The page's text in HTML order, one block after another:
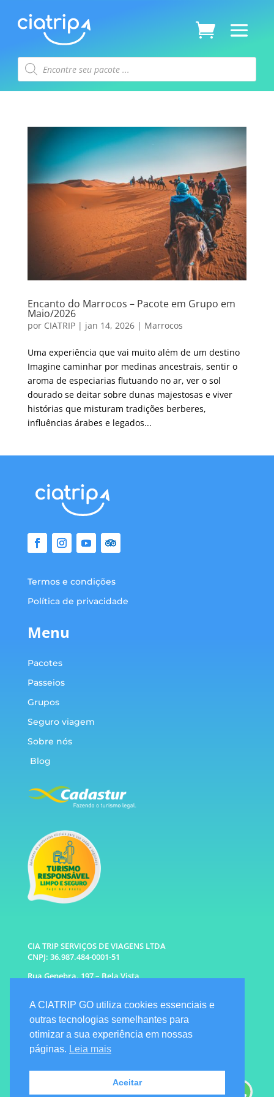
Pesquisar
produtos
Encanto do Marrocos – Pacote em Grupo em
Maio/2026
por CIATRIP| jan 14, 2026| Marrocos
Uma experiência que vai muito além de um destino
Imagine caminhar por medinas ancestrais, sentir o
aroma de especiarias flutuando no ar, ver o sol
dourado se deitar sobre dunas majestosas e viver
histórias que misturam tradições berberes,
influências árabes e legados...
Termos e condições
Política de privacidade
Menu
Pacotes
Passeios
Grupos
Seguro viagem
Sobre nós
Blog
CIA TRIP SERVIÇOS DE VIAGENS LTDA
CNPJ: 36.987.484-0001-51
Rua Genebra, 197 – Bela Vista
WhatsApp: (11) 96333-6677 |
94341-1314
E-mail: info@ciatrip.com
Atendimento Comercial:
Segunda à Sexta: 9h às 18h
Sábado e Domingo: 10h as 16h
Emergencial: Seg a Dom das 7h as 22h
A CIATRIP GO utiliza cookies essenciais e
outras tecnologias semelhantes para
otimizar a sua experiência em nossas
páginas. Leia mais
Aceitar